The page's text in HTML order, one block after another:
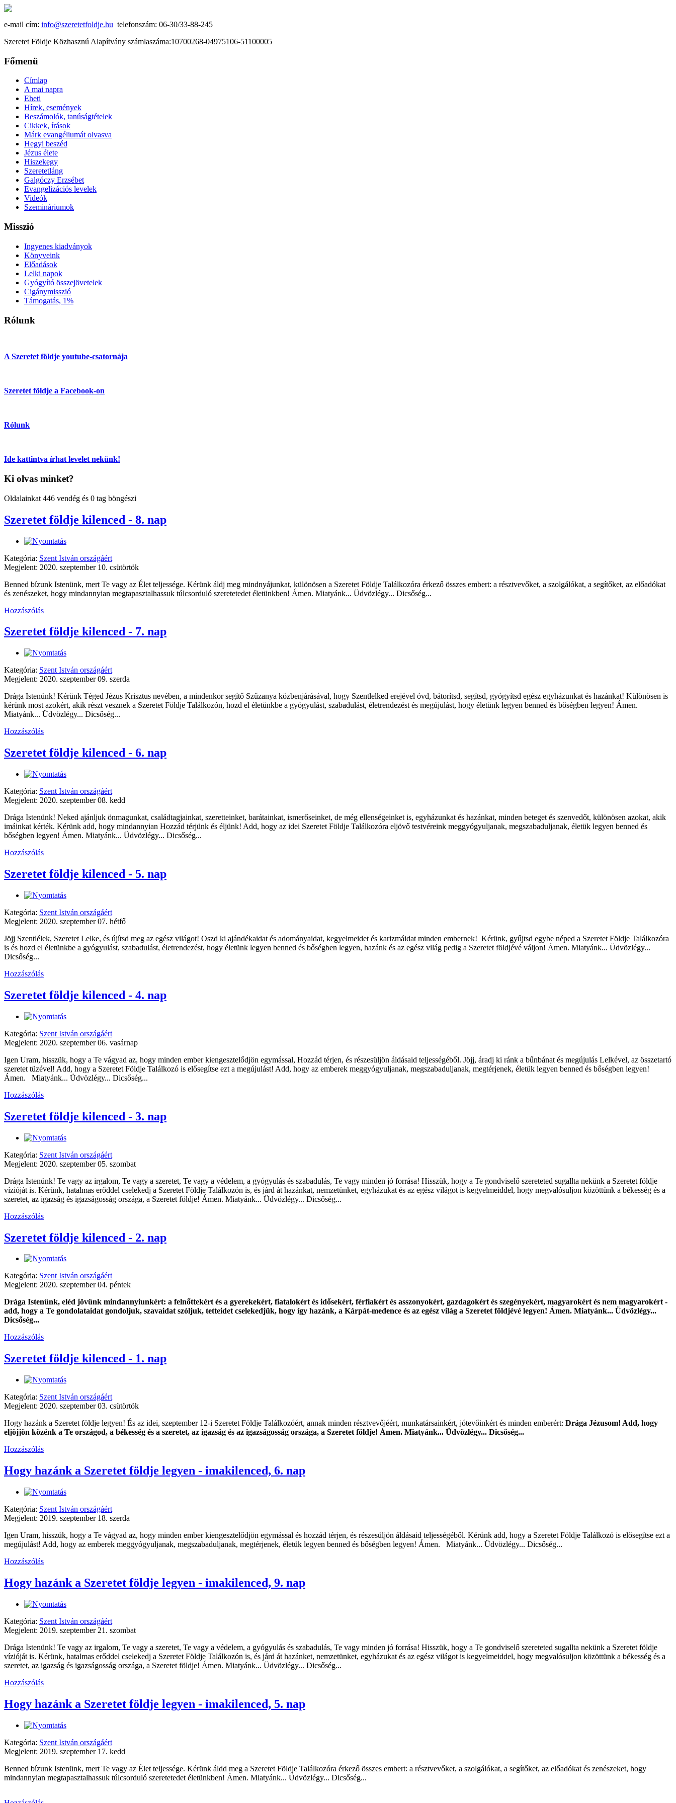
e-mail cím: info@szeretetfoldje.hu telefonszám: 06-30/33-88-245
Szeretet Földje Közhasznú Alapítvány számlaszáma:10700268-04975106-51100005
Főmenü
Címlap
A mai napra
Eheti
Hírek, események
Beszámolók, tanúságtételek
Cikkek, írások
Márk evangéliumát olvasva
Hegyi beszéd
Jézus élete
Hiszekegy
Szeretetláng
Galgóczy Erzsébet
Evangelizációs levelek
Videók
Szemináriumok
Misszió
Ingyenes kiadványok
Könyveink
Előadások
Lelki napok
Gyógyító összejövetelek
Cigánymisszió
Támogatás, 1%
Rólunk
A Szeretet földje youtube-csatornája
Szeretet földje a Facebook-on
Rólunk
Ide kattintva írhat levelet nekünk!
Ki olvas minket?
Oldalainkat 446 vendég és 0 tag böngészi
Szeretet földje kilenced - 8. nap
Kategória: Szent István országáért
Megjelent: 2020. szeptember 10. csütörtök
Benned bízunk Istenünk, mert Te vagy az Élet teljessége. Kérünk áldj meg mindnyájunkat, különösen a Szeretet Földje Találkozóra érkező összes embert: a résztvevőket, a szolgálókat, a segítőket, az előadókat
és zenészeket, hogy mindannyian megtapasztalhassuk túlcsorduló szeretetedet életünkben! Ámen. Miatyánk... Üdvözlégy... Dicsőség...
Hozzászólás
Szeretet földje kilenced - 7. nap
Kategória: Szent István országáért
Megjelent: 2020. szeptember 09. szerda
Drága Istenünk! Kérünk Téged Jézus Krisztus nevében, a mindenkor segítő Szűzanya közbenjárásával, hogy Szentlelked erejével óvd, bátorítsd, segítsd, gyógyítsd egész egyházunkat és hazánkat! Különösen is
kérünk most azokért, akik részt vesznek a Szeretet Földje Találkozón, hozd el életünkbe a gyógyulást, szabadulást, életrendezést és megújulást, hogy életünk legyen benned és bőségben legyen! Ámen.
Miatyánk... Üdvözlégy... Dicsőség...
Hozzászólás
Szeretet földje kilenced - 6. nap
Kategória: Szent István országáért
Megjelent: 2020. szeptember 08. kedd
Drága Istenünk! Neked ajánljuk önmagunkat, családtagjainkat, szeretteinket, barátainkat, ismerőseinket, de még ellenségeinket is, egyházunkat és hazánkat, minden beteget és szenvedőt, különösen azokat, akik
imáinkat kérték. Kérünk add, hogy mindannyian Hozzád térjünk és éljünk! Add, hogy az idei Szeretet Földje Találkozóra eljövő testvéreink meggyógyuljanak, megszabaduljanak, életük legyen benned és
bőségben legyen! Ámen. Miatyánk... Üdvözlégy... Dicsőség...
Hozzászólás
Szeretet földje kilenced - 5. nap
Kategória: Szent István országáért
Megjelent: 2020. szeptember 07. hétfő
Jöjj Szentlélek, Szeretet Lelke, és újítsd meg az egész világot! Oszd ki ajándékaidat és adományaidat, kegyelmeidet és karizmáidat minden embernek! Kérünk, gyűjtsd egybe néped a Szeretet Földje Találkozóra
is és hozd el életünkbe a gyógyulást, szabadulást, életrendezést, hogy életünk legyen benned és bőségben legyen, hazánk és az egész világ pedig a Szeretet földjévé váljon! Ámen. Miatyánk... Üdvözlégy...
Dicsőség...
Hozzászólás
Szeretet földje kilenced - 4. nap
Kategória: Szent István országáért
Megjelent: 2020. szeptember 06. vasárnap
Igen Uram, hisszük, hogy a Te vágyad az, hogy minden ember kiengesztelődjön egymással, Hozzád térjen, és részesüljön áldásaid teljességéből. Jöjj, áradj ki ránk a bűnbánat és megújulás Lelkével, az összetartó
szeretet tüzével! Add, hogy a Szeretet Földje Találkozó is elősegítse ezt a megújulást! Add, hogy az emberek meggyógyuljanak, megszabaduljanak, megtérjenek, életük legyen benned és bőségben legyen!
Ámen. Miatyánk... Üdvözlégy... Dicsőség...
Hozzászólás
Szeretet földje kilenced - 3. nap
Kategória: Szent István országáért
Megjelent: 2020. szeptember 05. szombat
Drága Istenünk! Te vagy az irgalom, Te vagy a szeretet, Te vagy a védelem, a gyógyulás és szabadulás, Te vagy minden jó forrása! Hisszük, hogy a Te gondviselő szereteted sugallta nekünk a Szeretet földje
vízióját is. Kérünk, hatalmas erőddel cselekedj a Szeretet Földje Találkozón is, és járd át hazánkat, nemzetünket, egyházukat és az egész világot is kegyelmeiddel, hogy megvalósuljon közöttünk a békesség és a
szeretet, az igazság és igazságosság országa, a Szeretet földje! Ámen. Miatyánk... Üdvözlégy... Dicsőség...
Hozzászólás
Szeretet földje kilenced - 2. nap
Kategória: Szent István országáért
Megjelent: 2020. szeptember 04. péntek
Drága Istenünk, eléd jövünk mindannyiunkért: a felnőttekért és a gyerekekért, fiatalokért és idősekért, férfiakért és asszonyokért, gazdagokért és szegényekért, magyarokért és nem magyarokért -
add, hogy a Te gondolataidat gondoljuk, szavaidat szóljuk, tetteidet cselekedjük, hogy így hazánk, a Kárpát-medence és az egész világ a Szeretet földjévé legyen! Ámen. Miatyánk... Üdvözlégy...
Dicsőség...
Hozzászólás
Szeretet földje kilenced - 1. nap
Kategória: Szent István országáért
Megjelent: 2020. szeptember 03. csütörtök
Hogy hazánk a Szeretet földje legyen! És az idei, szeptember 12-i Szeretet Földje Találkozóért, annak minden résztvevőjéért, munkatársainkért, jótevőinkért és minden emberért: Drága Jézusom! Add, hogy
eljöjjön közénk a Te országod, a békesség és a szeretet, az igazság és az igazságosság országa, a Szeretet földje! Ámen. Miatyánk... Üdvözlégy... Dicsőség...
Hozzászólás
Hogy hazánk a Szeretet földje legyen - imakilenced, 6. nap
Kategória: Szent István országáért
Megjelent: 2019. szeptember 18. szerda
Igen Uram, hisszük, hogy a Te vágyad az, hogy minden ember kiengesztelődjön egymással és hozzád térjen, és részesüljön áldásaid teljességéből. Kérünk add, hogy a Szeretet Földje Találkozó is elősegítse ezt a
megújulást! Add, hogy az emberek meggyógyuljanak, megszabaduljanak, megtérjenek, életük legyen benned és bőségben legyen! Ámen. Miatyánk... Üdvözlégy... Dicsőség...
Hozzászólás
Hogy hazánk a Szeretet földje legyen - imakilenced, 9. nap
Kategória: Szent István országáért
Megjelent: 2019. szeptember 21. szombat
Drága Istenünk! Te vagy az irgalom, Te vagy a szeretet, Te vagy a védelem, a gyógyulás és szabadulás, Te vagy minden jó forrása! Hisszük, hogy a Te gondviselő szereteted sugallta nekünk a Szeretet földje
vízióját is. Kérünk, hatalmas erőddel cselekedj a Szeretet Földje Találkozón is, és járd át hazánket, nemzetünket, egyházukat és az egész világot is kegyelmeiddel, hogy megvalósuljon közöttünk a békesség és a
szeretet, az igazság és igazságosság országa, a Szeretet földje! Ámen. Miatyánk... Üdvözlégy... Dicsőség...
Hozzászólás
Hogy hazánk a Szeretet földje legyen - imakilenced, 5. nap
Kategória: Szent István országáért
Megjelent: 2019. szeptember 17. kedd
Benned bízunk Istenünk, mert Te vagy az Élet teljessége. Kérünk áldd meg a Szeretet Földje Találkozóra érkező összes embert: a résztvevőket, a szolgálókat, a segítőket, az előadókat és zenészeket, hogy
mindannyian megtapasztalhassuk túlcsorduló szeretetedet életünkben! Ámen. Miatyánk... Üdvözlégy... Dicsőség...